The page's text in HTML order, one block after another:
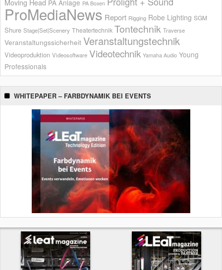
Moving Head PA Anlage PA Boxen
ProMediaNews Report Rigging Robe Lighting SGM
Shure Stage|Set|Scenery Theatertechnik Tontechnik Traverse
Veranstaltungssicherheit Veranstaltungstechnik
Videoproduktion Videosoftware Videotechnik Yamaha Audio Young
Professionals
WHITEPAPER – FARBDYNAMIK BEI EVENTS